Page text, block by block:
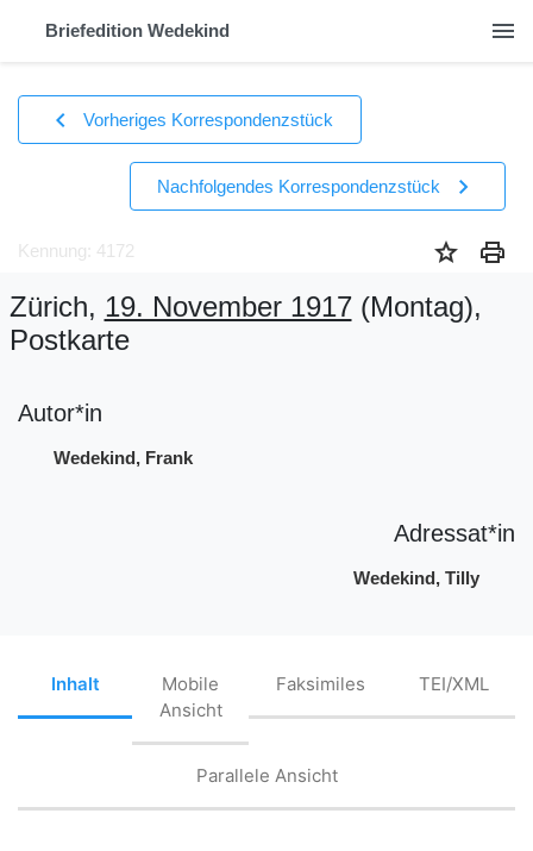
Briefedition Wedekind menu
chevron_left Vorheriges Korrespondenzstück
Nachfolgendes Korrespondenzstück chevron_right
Kennung: 4172 star print
Zürich, 19. November 1917(Montag),
Postkarte
Autor*in
Wedekind, Frank
Adressat*in
Wedekind, Tilly
Inhalt
Mobile
Ansicht
Faksimiles TEI/XML
Parallele Ansicht